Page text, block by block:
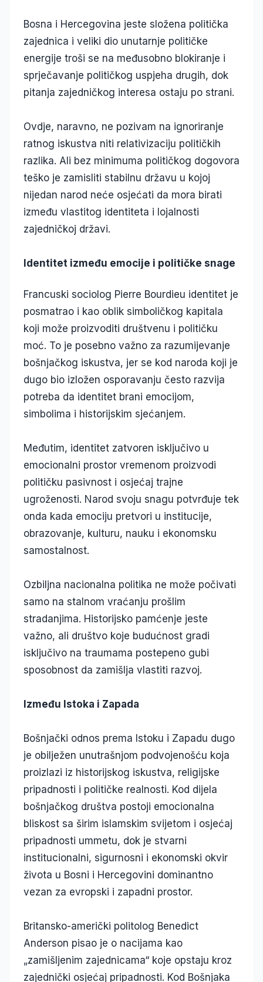
Bosna i Hercegovina jeste složena politička
zajednica i veliki dio unutarnje političke
energije troši se na međusobno blokiranje i
sprječavanje političkog uspjeha drugih, dok
pitanja zajedničkog interesa ostaju po strani.
Ovdje, naravno, ne pozivam na ignoriranje
ratnog iskustva niti relativizaciju političkih
razlika. Ali bez minimuma političkog dogovora
teško je zamisliti stabilnu državu u kojoj
nijedan narod neće osjećati da mora birati
između vlastitog identiteta i lojalnosti
zajedničkoj državi.
Identitet između emocije i političke snage
Francuski sociolog Pierre Bourdieu identitet je
posmatrao i kao oblik simboličkog kapitala
koji može proizvoditi društvenu i političku
moć. To je posebno važno za razumijevanje
bošnjačkog iskustva, jer se kod naroda koji je
dugo bio izložen osporavanju često razvija
potreba da identitet brani emocijom,
simbolima i historijskim sjećanjem.
Međutim, identitet zatvoren isključivo u
emocionalni prostor vremenom proizvodi
političku pasivnost i osjećaj trajne
ugroženosti. Narod svoju snagu potvrđuje tek
onda kada emociju pretvori u institucije,
obrazovanje, kulturu, nauku i ekonomsku
samostalnost.
Ozbiljna nacionalna politika ne može počivati
samo na stalnom vraćanju prošlim
stradanjima. Historijsko pamćenje jeste
važno, ali društvo koje budućnost gradi
isključivo na traumama postepeno gubi
sposobnost da zamišlja vlastiti razvoj.
Između Istoka i Zapada
Bošnjački odnos prema Istoku i Zapadu dugo
je obilježen unutrašnjom podvojenošću koja
proizlazi iz historijskog iskustva, religijske
pripadnosti i političke realnosti. Kod dijela
bošnjačkog društva postoji emocionalna
bliskost sa širim islamskim svijetom i osjećaj
pripadnosti ummetu, dok je stvarni
institucionalni, sigurnosni i ekonomski okvir
života u Bosni i Hercegovini dominantno
vezan za evropski i zapadni prostor.
Britansko-američki politolog Benedict
Anderson pisao je o nacijama kao
„zamišljenim zajednicama“ koje opstaju kroz
zajednički osjećaj pripadnosti. Kod Bošnjaka